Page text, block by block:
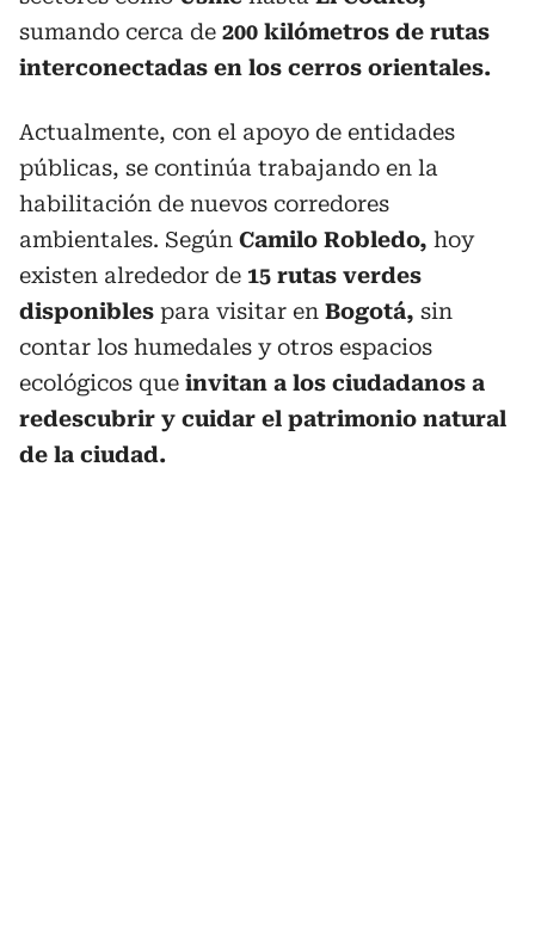
sumando cerca de 200 kilómetros de rutas
interconectadas en los cerros orientales.
Actualmente, con el apoyo de entidades
públicas, se continúa trabajando en la
habilitación de nuevos corredores
ambientales. Según Camilo Robledo, hoy
existen alrededor de 15 rutas verdes
disponibles para visitar en Bogotá, sin
contar los humedales y otros espacios
ecológicos que invitan a los ciudadanos a
redescubrir y cuidar el patrimonio natural
de la ciudad.